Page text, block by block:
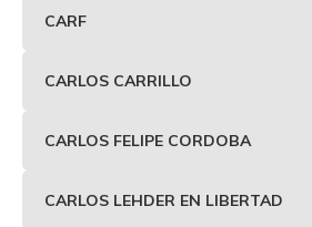
CARF
CARLOS CARRILLO
CARLOS FELIPE CORDOBA
CARLOS LEHDER EN LIBERTAD